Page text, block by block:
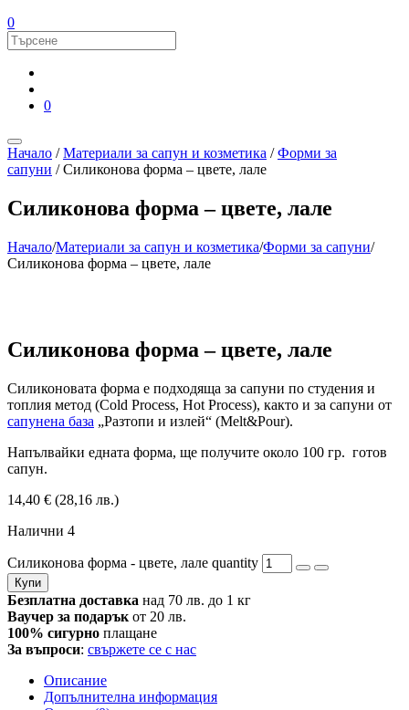
0
0
Начало /Материали за сапун и козметика /Форми за
сапуни / Силиконова форма – цветe, лале
Силиконова форма – цветe, лале
Начало/Материали за сапун и козметика/Форми за сапуни/
Силиконова форма – цветe, лале
Силиконова форма – цветe, лале
Силиконовата форма е подходяща за сапуни по студения и
топлия метод (Cold Process, Hot Process), както и за сапуни от
сапунена база „Разтопи и излей“ (Melt&Pour).
Напълвайки едната форма, ще получите около 100 гр. готов
сапун.
14,40 € (28,16 лв.)
Налични 4
Силиконова форма - цветe, лале quantity
Купи
Безплатна доставка над 70 лв. до 1 кг
Ваучер за подарък от 20 лв.
100% сигурно плащане
За въпроси: свържете се с нас
Описание
Допълнителна информация